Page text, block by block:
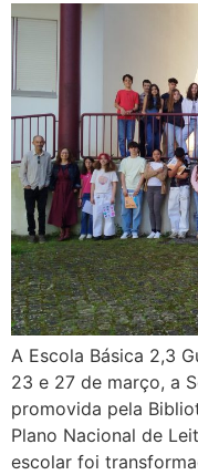
A Escola Básica 2,3
23 e 27 de março, a
promovida pela
Plano Nacional de
escolar foi